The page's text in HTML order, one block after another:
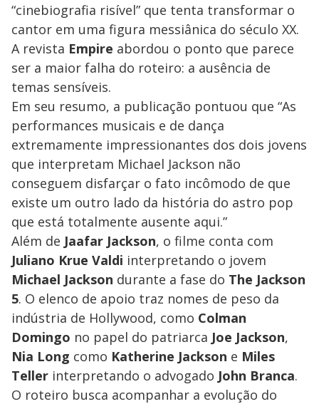
“cinebiografia risível” que tenta transformar o
cantor em uma figura messiânica do século XX.
A revista Empire abordou o ponto que parece
ser a maior falha do roteiro: a ausência de
temas sensíveis.
Em seu resumo, a publicação pontuou que “As
performances musicais e de dança
extremamente impressionantes dos dois jovens
que interpretam Michael Jackson não
conseguem disfarçar o fato incômodo de que
existe um outro lado da história do astro pop
que está totalmente ausente aqui.”
Além de Jaafar Jackson, o filme conta com
Juliano Krue Valdi interpretando o jovem
Michael Jackson durante a fase do The Jackson
5. O elenco de apoio traz nomes de peso da
indústria de Hollywood, como Colman
Domingo no papel do patriarca Joe Jackson,
Nia Long como Katherine Jackson e Miles
Teller interpretando o advogado John Branca.
O roteiro busca acompanhar a evolução do